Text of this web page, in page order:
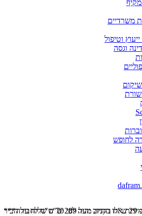
משרדיים
וטיפול
וגסה
לחופש
***